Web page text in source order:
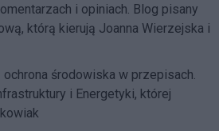
i opiniach. Blog pisany
którą kierują Joanna Wierzejska i
ochrona środowiska w przepisach.
i Energetyki, której